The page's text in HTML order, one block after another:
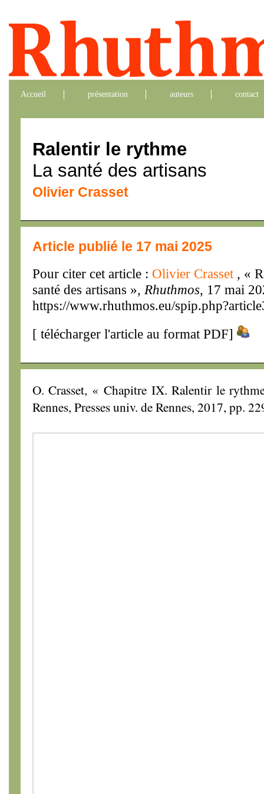
Accueil présentation auteurs contact
Ralentir le rythme
La santé des artisans
Olivier Crasset
Article publié le 17 mai 2025
Pour citer cet article : Olivier Crasset , «
santé des artisans », Rhuthmos, 17 mai
https://www.rhuthmos.eu/
[ télécharger l'article au format PDF]
O. Crasset, « Chapitre IX. Ralentir le
Rennes, Presses univ. de Rennes, 2017, pp.